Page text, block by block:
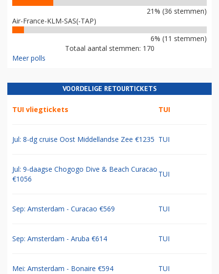
21% (36 stemmen)
Air-France-KLM-SAS(-TAP)
6% (11 stemmen)
Totaal aantal stemmen: 170
Meer polls
VOORDELIGE RETOURTICKETS
TUI vliegtickets TUI
Jul: 8-dg cruise Oost Middellandse Zee €1235 TUI
Jul: 9-daagse Chogogo Dive & Beach Curacao
€1056
TUI
Sep: Amsterdam - Curacao €569 TUI
Sep: Amsterdam - Aruba €614 TUI
Mei: Amsterdam - Bonaire €594 TUI